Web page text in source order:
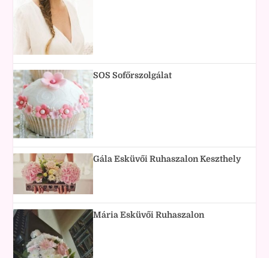
SOS Sofőrszolgálat
Gála Esküvői Ruhaszalon Keszthely
Mária Esküvői Ruhaszalon